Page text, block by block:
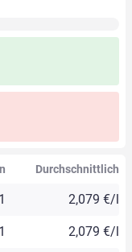
Durchschnittlich
1 2,079 €/l
1 2,079 €/l